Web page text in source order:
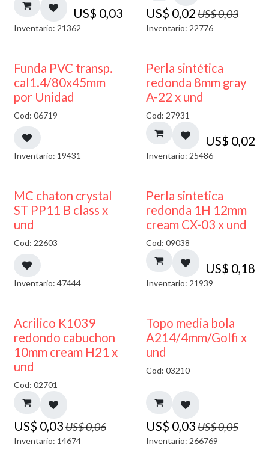
US$ 0,03
Inventario: 21362
US$ 0,02US$0,03
Inventario: 22776
Funda PVC transp.
cal1.4/80x45mm
por Unidad
Cod: 06719
Inventario: 19431
Perla sintética
redonda 8mm gray
A-22 x und
Cod: 27931
US$ 0,02
Inventario: 25486
MC chaton crystal
ST PP11 B class x
und
Cod: 22603
Inventario: 47444
Perla sintetica
redonda 1H 12mm
cream CX-03 x und
Cod: 09038
US$ 0,18
Inventario: 21939
50% DESCUENTO
Acrilico K1039
redondo cabuchon
10mm cream H21 x
und
Cod: 02701
US$ 0,03US$0,06
Inventario: 14674
40% DESCUENTO
Topo media bola
A214/4mm/Golfi x
und
Cod: 03210
US$ 0,03US$0,05
Inventario: 266769